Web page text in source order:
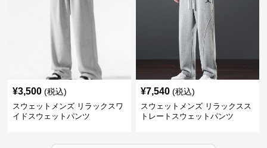
¥3,500 (税込)
スウェットメンズ リラックスワ
イドスウェットパンツ
¥7,540 (税込)
スウェットメンズ リラックスス
トレートスウェットパンツ